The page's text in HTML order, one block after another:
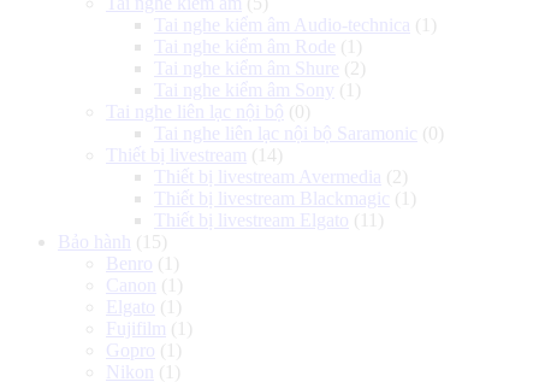
Tai nghe kiểm âm Audio-technica (1)
Tai nghe kiểm âm Rode (1)
Tai nghe kiểm âm Shure (2)
Tai nghe kiểm âm Sony (1)
Tai nghe liên lạc nội bộ (0)
Tai nghe liên lạc nội bộ Saramonic (0)
Thiết bị livestream (14)
Thiết bị livestream Avermedia (2)
Thiết bị livestream Blackmagic (1)
Thiết bị livestream Elgato (11)
Bảo hành
(15)
Benro (1)
Canon
(1)
Elgato (1)
Fujifilm (1)
Gopro (1)
Nikon
(1)